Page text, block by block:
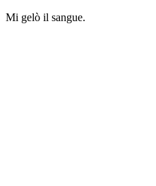
Mi gelò il sangue.